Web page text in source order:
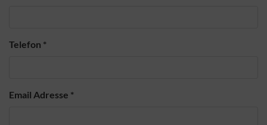
Telefon *
Email Adresse *